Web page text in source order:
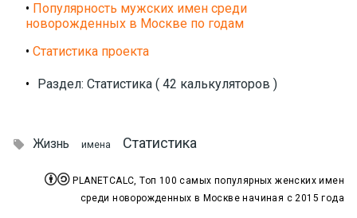
• Популярность мужских имен среди
новорожденных в Москве по годам
• Статистика проекта
• Раздел: Статистика ( 42 калькуляторов )
 Жизнь имена Статистика
 PLANETCALC, Топ 100 самых популярных женских имен
среди новорожденных в Москве начиная с 2015 года